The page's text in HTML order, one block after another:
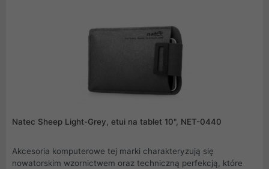
Natec Sheep Light-Grey, etui na tablet 10", NET-0440
Akcesoria komputerowe tej marki charakteryzują się
nowatorskim wzornictwem oraz techniczną perfekcją, które